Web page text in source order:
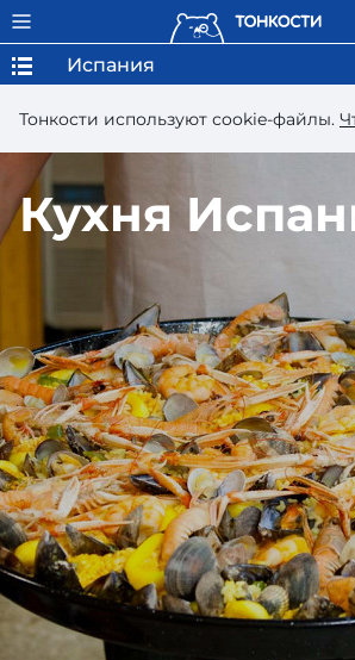
Тонкости используют сookie-файлы.
Испания
Кухня